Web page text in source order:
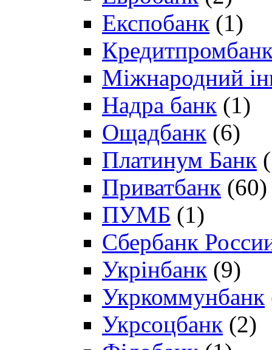
Експобанк (1)
Міжнародний
Надра банк (1)
Ощадбанк (6)
Платинум Банк
Приватбанк (60)
ПУМБ (1)
Сбербанк
Укрінбанк (9)
Укркоммунбанк
Укрсоцбанк (2)